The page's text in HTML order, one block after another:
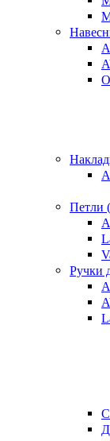
Петли
Ручки